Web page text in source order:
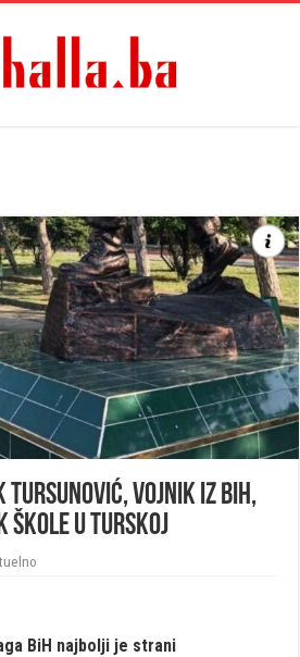
Tursunović, vojnik iz BiH,
škole u Turskoj
BiH najbolji je strani